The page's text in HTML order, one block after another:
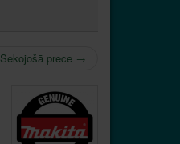
Sekojošā prece →